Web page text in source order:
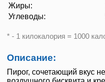
Жиры:
Углеводы:
* - 1 килокалория = 1000
Описание:
Пирог, сочетающий вкус